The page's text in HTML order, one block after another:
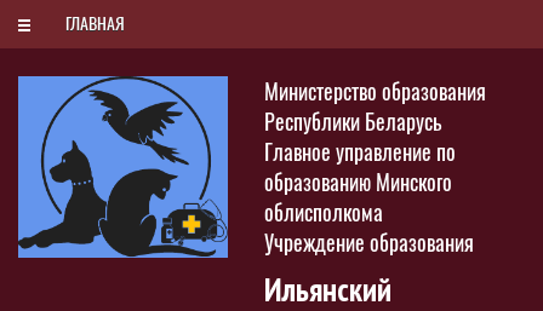
Пятница, 7 августа 2026
Министерство образования
Республики Беларусь
Главное управление по
образованию Минского
облисполкома
Учреждение образования
Ильянский
ГЛАВНАЯ